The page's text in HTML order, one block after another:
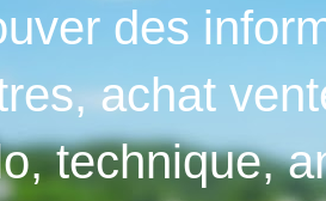
des
achat
technique,